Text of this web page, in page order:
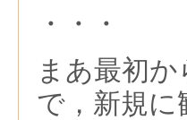
・・・
まあ最初
で，新規